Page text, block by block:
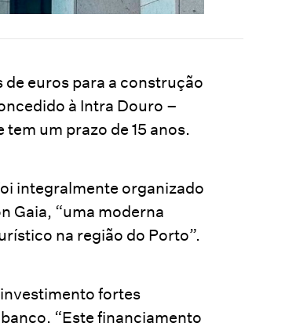
de euros para a construção
à Intra Douro –
um prazo de 15 anos.
integralmente organizado
Gaia, “uma moderna
na região do Porto”.
fortes
“Este financiamento